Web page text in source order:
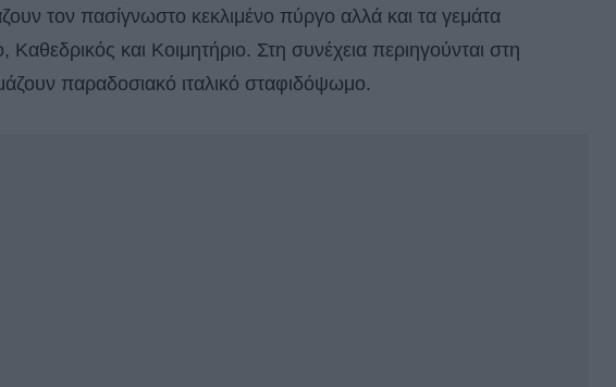
τον πασίγνωστο κεκλιμένο πύργο αλλά και τα γεμάτα
και Κοιμητήριο. Στη συνέχεια περιηγούνται στη
παραδοσιακό ιταλικό σταφιδόψωμο.